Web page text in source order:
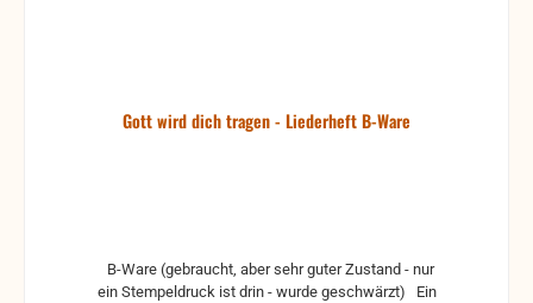
Gott wird dich tragen - Liederheft B-Ware
ein Stempeldruck ist drin - wurde geschwärzt) Ein